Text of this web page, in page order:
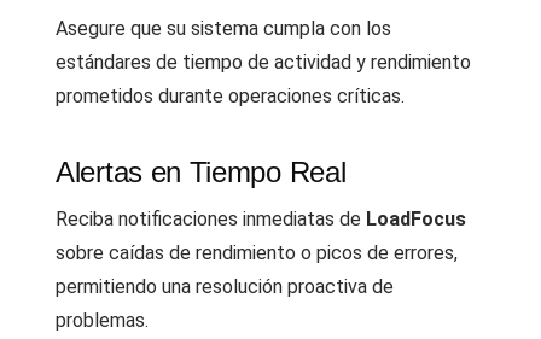
Asegure que su sistema cumpla con los
estándares de tiempo de actividad y rendimiento
prometidos durante operaciones críticas.
Alertas en Tiempo Real
Reciba notificaciones inmediatas de LoadFocus
sobre caídas de rendimiento o picos de errores,
permitiendo una resolución proactiva de
problemas.